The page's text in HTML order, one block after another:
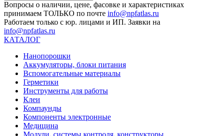
Вопросы о наличии, цене, фасовке и характеристиках
принимаем ТОЛЬКО по почте info@npfatlas.ru
Работаем только с юр. лицами и ИП. Заявки на
info@npfatlas.ru
КАТАЛОГ
Нанопорошки
Аккумуляторы, блоки питания
Вспомогательные материалы
Герметики
Инструменты для работы
Клеи
Компаунды
Компоненты электронные
Медицина
Модули, системы контроля, конструкторы